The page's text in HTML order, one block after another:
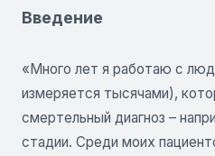
Введение
«Много лет я работаю с
измеряется тысячами),
смертельный диагноз –
стадии. Среди моих